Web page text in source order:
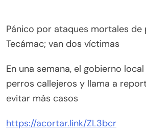
Pánico por ataques mortales de
Tecámac; van dos víctimas
En una semana, el gobierno
perros callejeros y llama a
evitar más casos
https://acortar.link/ZL3bcr